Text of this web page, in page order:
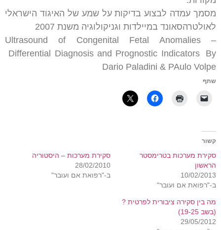
מסמך עמדה לבצוע בדיקות על שמע של האיגוד הישראלי
לאולטרהסאונד במיילדות וגניקולוגיה משנת 2007
Ultrasound of Congenital Fetal Anomalies –
Differential Diagnosis and Prognostic Indicators By
Dario Paladini & PAulo Volpe
שתף
קשור
סקירת מערכות בטרימסטר
הראשון
10/02/2013
ב-"רפואת אם ועובר"
סקירת מערכות – היסטוריה
28/02/2010
ב-"רפואת אם ועובר"
מה בין סקירה ציבורית לפרטית ?
(בשב 19-25)
29/05/2012